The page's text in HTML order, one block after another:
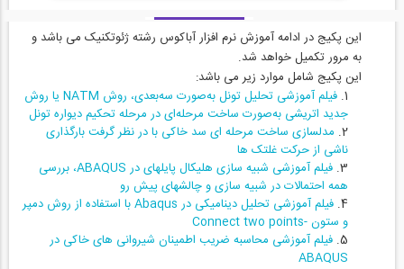
این پکیج در ادامه آموزش نرم افزار آباکوس رشته ژئوتکنیک می باشد و
به مرور تکمیل خواهد شد.
این پکیج شامل موارد زیر می باشد:
فیلم آموزشی تحلیل تونل به‌صورت سه‌بعدی، روش NATM یا روش
جدید اتریشی به‌صورت ساخت مرحله‌ای در مرحله تحکیم دیواره تونل
مدلسازی ساخت مرحله ای سد خاکی با در نظر گرفت بارگذاری
ناشی از حرکت غلتک ها
فیلم آموزشی شبیه سازی هلیکال پایلهای در ABAQUS، بررسی
همه احتمالات در شبیه سازی و چالشهای پیش رو
فیلم آموزشی تحلیل دینامیکی در Abaqus با استفاده از روش دمپر
و ستون -Connect two points
فیلم آموزشی محاسبه ضریب اطمینان شیروانی های خاکی در
ABAQUS